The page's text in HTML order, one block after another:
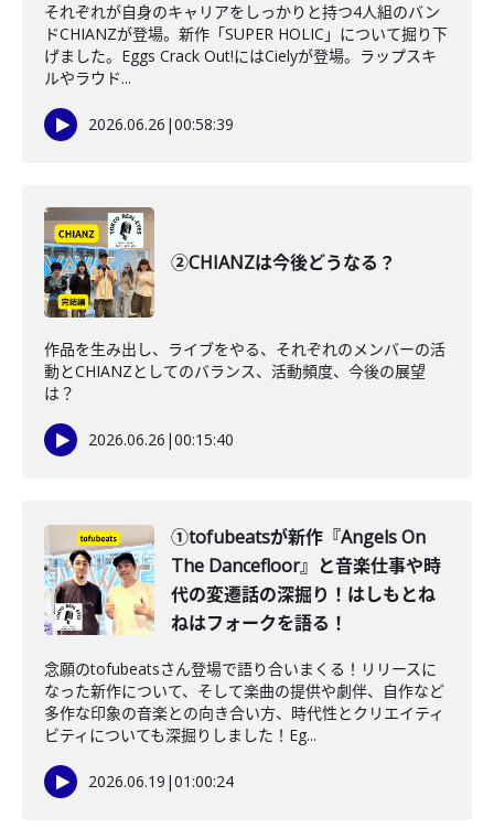
それぞれが自身のキャリアをしっかりと持つ4人組のバン
ドCHIANZが登場。新作「SUPER HOLIC」について掘り下
げました。Eggs Crack Out!にはCielyが登場。ラップスキ
ルやラウド...
2026.06.26 |00:58:39
②CHIANZは今後どうなる？
作品を生み出し、ライブをやる、それぞれのメンバーの活
動とCHIANZとしてのバランス、活動頻度、今後の展望
は？
2026.06.26 |00:15:40
①tofubeatsが新作『Angels On
The Dancefloor』と音楽仕事や時
代の変遷話の深掘り！はしもとね
ねはフォークを語る！
念願のtofubeatsさん登場で語り合いまくる！リリースに
なった新作について、そして楽曲の提供や劇伴、自作など
多作な印象の音楽との向き合い方、時代性とクリエイティ
ビティについても深掘りしました！Eg...
2026.06.19 |01:00:24